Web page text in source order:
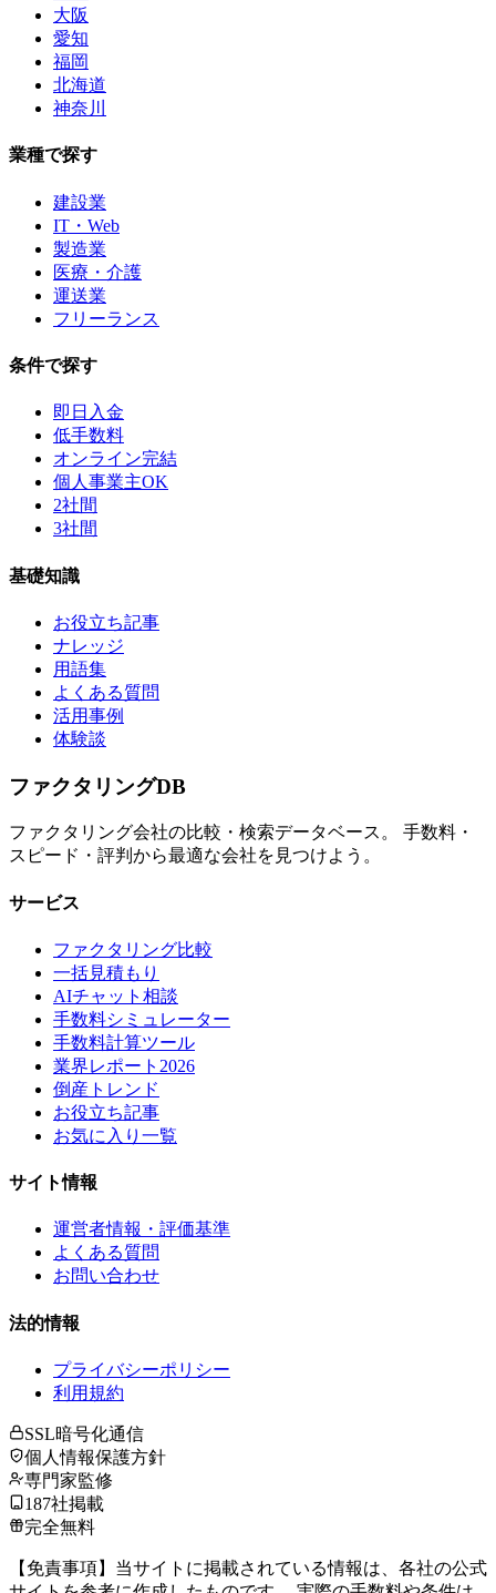
大阪
愛知
福岡
北海道
神奈川
業種で探す
建設業
IT・Web
製造業
医療・介護
運送業
フリーランス
条件で探す
即日入金
低手数料
オンライン完結
個人事業主OK
2社間
3社間
基礎知識
お役立ち記事
ナレッジ
用語集
よくある質問
活用事例
体験談
ファクタリングDB
ファクタリング会社の比較・検索データベース。 手数料・
スピード・評判から最適な会社を見つけよう。
サービス
ファクタリング比較
一括見積もり
AIチャット相談
手数料シミュレーター
手数料計算ツール
業界レポート2026
倒産トレンド
お役立ち記事
お気に入り一覧
サイト情報
運営者情報・評価基準
よくある質問
お問い合わせ
法的情報
プライバシーポリシー
利用規約
SSL暗号化通信
個人情報保護方針
専門家監修
187社掲載
完全無料
【免責事項】当サイトに掲載されている情報は、各社の公式